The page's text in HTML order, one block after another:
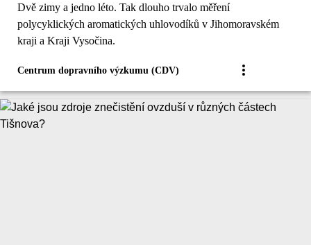
Dvě zimy a jedno léto. Tak dlouho trvalo měření
polycyklických aromatických uhlovodíků v Jihomoravském
kraji a Kraji Vysočina.
Centrum dopravního výzkumu (CDV)